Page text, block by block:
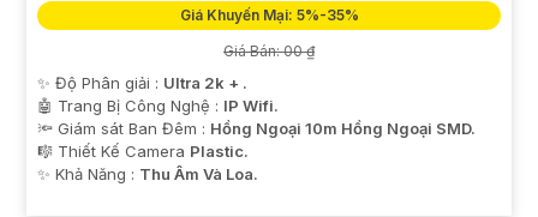
Giá Khuyến Mại: 5%-35%
Giá Bán: 00 ₫
✨ Độ Phân giải : Ultra 2k + .
🤖️ Trang Bị Công Nghệ : IP Wifi.
🔦 Giám sát Ban Đêm : Hồng Ngoại 10m Hồng Ngoại SMD.
🎼️ Thiết Kế Camera Plastic.
️✨ Khả Năng : Thu Âm Và Loa.